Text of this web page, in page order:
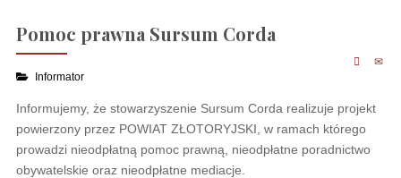
Pomoc prawna Sursum Corda
Informator
Informujemy, że stowarzyszenie Sursum Corda realizuje projekt
powierzony przez POWIAT ZŁOTORYJSKI, w ramach którego
prowadzi nieodpłatną pomoc prawną, nieodpłatne poradnictwo
obywatelskie oraz nieodpłatne mediacje.